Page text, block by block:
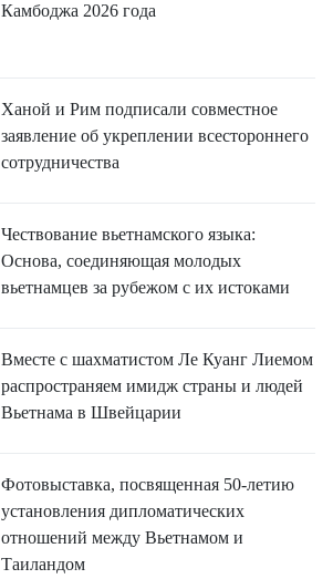
Камбоджа 2026 года
Ханой и Рим подписали совместное
заявление об укреплении всестороннего
сотрудничества
Чествование вьетнамского языка:
Основа, соединяющая молодых
вьетнамцев за рубежом с их истоками
Вместе с шахматистом Ле Куанг Лиемом
распространяем имидж страны и людей
Вьетнама в Швейцарии
Фотовыставка, посвященная 50-летию
установления дипломатических
отношений между Вьетнамом и
Таиландом